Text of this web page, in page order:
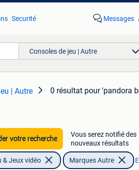
Securité Messages
Consoles de jeu | Autre
| Autre 0 résultat pour 'pandora
votre recherche
Vous serez notifié des
nouveaux résultats
& Jeux vidéo Marques Autre